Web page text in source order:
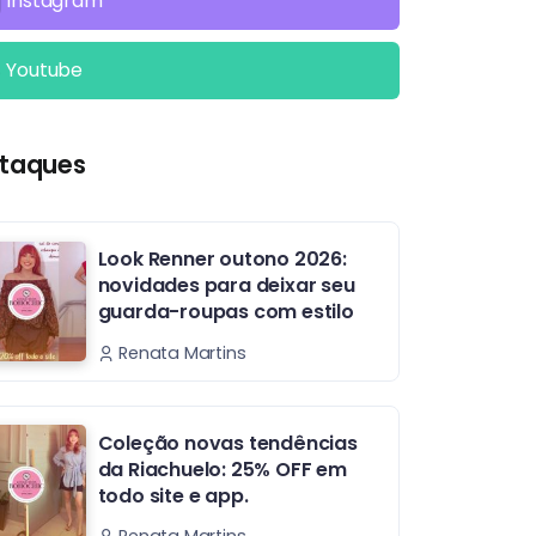
Youtube
Look Renner outono 2026:
novidades para deixar seu
guarda-roupas com estilo
Renata Martins
Coleção novas tendências
da Riachuelo: 25% OFF em
todo site e app.